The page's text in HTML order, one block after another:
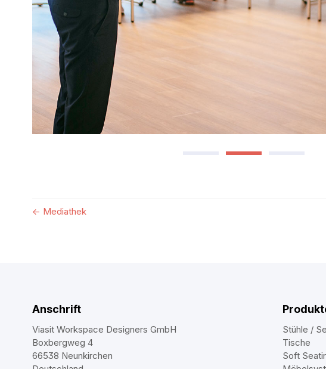
← Mediathek
Anschrift
Viasit Workspace Designers GmbH
Boxbergweg 4
66538 Neunkirchen
Stühle /
Tische
Soft